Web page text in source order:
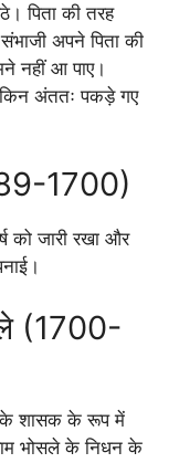
पिता की तरह
संभाजी अपने पिता की
नहीं आ पाए।
अंततः पकड़े गए
1700)
को जारी रखा और
(1700-
के शासक के रूप में
भोसले के निधन के